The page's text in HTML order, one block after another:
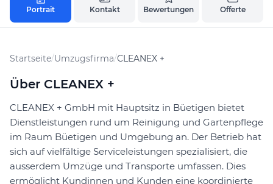
Portrait Kontakt Bewertungen Offerte
Startseite/Umzugsfirma/CLEANEX +
Über CLEANEX +
CLEANEX + GmbH mit Hauptsitz in Büetigen bietet
Dienstleistungen rund um Reinigung und Gartenpflege
im Raum Büetigen und Umgebung an. Der Betrieb hat
sich auf vielfältige Serviceleistungen spezialisiert, die
ausserdem Umzüge und Transporte umfassen. Dies
ermöglicht Kundinnen und Kunden eine koordinierte